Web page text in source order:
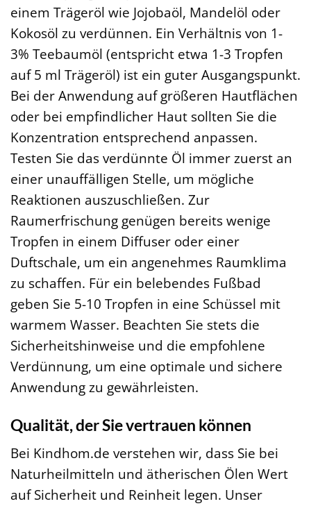
einem Trägeröl wie Jojobaöl, Mandelöl oder
Kokosöl zu verdünnen. Ein Verhältnis von 1-
3% Teebaumöl (entspricht etwa 1-3 Tropfen
auf 5 ml Trägeröl) ist ein guter Ausgangspunkt.
Bei der Anwendung auf größeren Hautflächen
oder bei empfindlicher Haut sollten Sie die
Konzentration entsprechend anpassen.
Testen Sie das verdünnte Öl immer zuerst an
einer unauffälligen Stelle, um mögliche
Reaktionen auszuschließen. Zur
Raumerfrischung genügen bereits wenige
Tropfen in einem Diffuser oder einer
Duftschale, um ein angenehmes Raumklima
zu schaffen. Für ein belebendes Fußbad
geben Sie 5-10 Tropfen in eine Schüssel mit
warmem Wasser. Beachten Sie stets die
Sicherheitshinweise und die empfohlene
Verdünnung, um eine optimale und sichere
Anwendung zu gewährleisten.
Qualität, der Sie vertrauen können
Bei Kindhom.de verstehen wir, dass Sie bei
Naturheilmitteln und ätherischen Ölen Wert
auf Sicherheit und Reinheit legen. Unser